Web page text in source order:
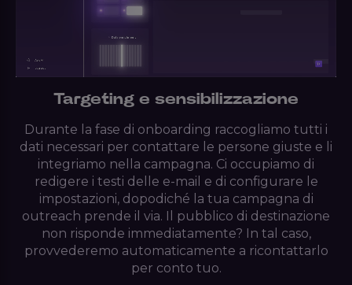
Targeting e sensibilizzazione
Durante la fase di onboarding raccogliamo tutti i
dati necessari per contattare le persone giuste e li
integriamo nella campagna. Ci occupiamo di
redigere i testi delle e-mail e di configurare le
impostazioni, dopodiché la tua campagna di
outreach prende il via. Il pubblico di destinazione
non risponde immediatamente? In tal caso,
provvederemo automaticamente a ricontattarlo
per conto tuo.